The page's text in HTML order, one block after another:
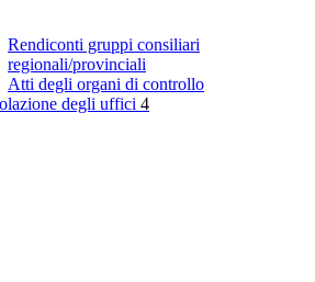
Rendiconti gruppi consiliari
regionali/provinciali
Atti degli organi di controllo
degli uffici 4